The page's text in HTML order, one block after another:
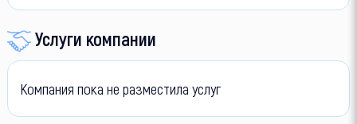
Услуги компании
Компания пока не разместила услуг